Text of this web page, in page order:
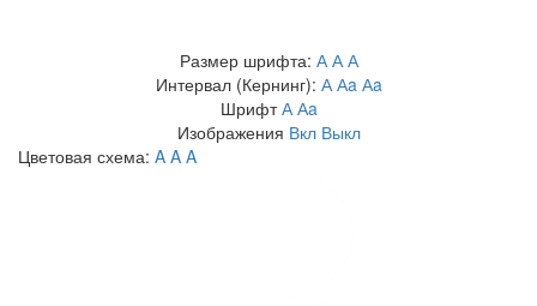
Размер шрифта: А А А
Интервал (Кернинг): А Аa Аa
Шрифт А Аa
Изображения Вкл Выкл
Цветовая схема: A A A